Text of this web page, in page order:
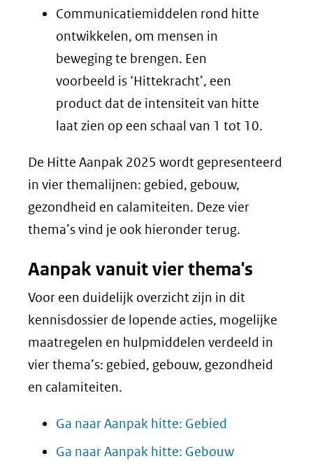
Communicatiemiddelen rond hitte
ontwikkelen, om mensen in
beweging te brengen. Een
voorbeeld is ‘Hittekracht’, een
product dat de intensiteit van hitte
laat zien op een schaal van 1 tot 10.
De Hitte Aanpak 2025 wordt gepresenteerd
in vier themalijnen: gebied, gebouw,
gezondheid en calamiteiten. Deze vier
thema’s vind je ook hieronder terug.
Aanpak vanuit vier thema's
Voor een duidelijk overzicht zijn in dit
kennisdossier de lopende acties, mogelijke
maatregelen en hulpmiddelen verdeeld in
vier thema’s: gebied, gebouw, gezondheid
en calamiteiten.
Ga naar Aanpak hitte: Gebied
Ga naar Aanpak hitte: Gebouw